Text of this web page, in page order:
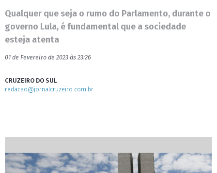
Qualquer que seja o rumo do Parlamento, durante o
governo Lula, é fundamental que a sociedade
esteja atenta
01 de Fevereiro de 2023 às 23:26
CRUZEIRO DO SUL
redacao@jornalcruzeiro.com.br